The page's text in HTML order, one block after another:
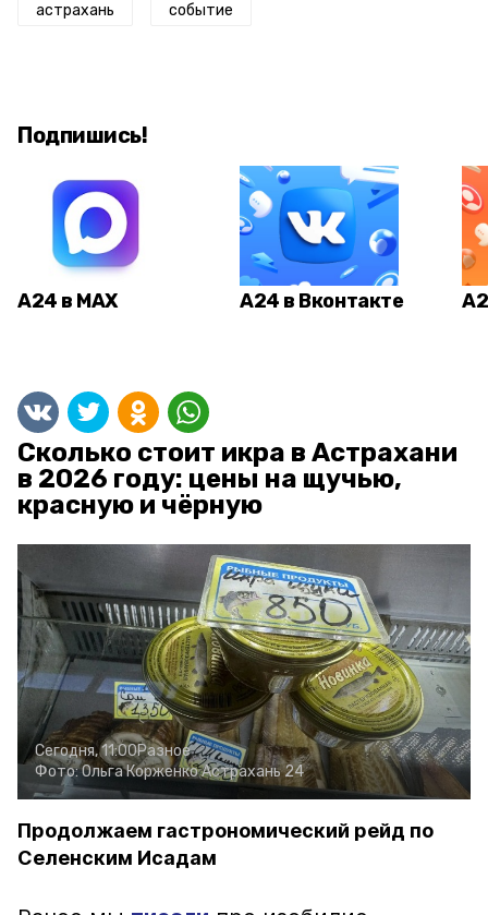
астрахань событие
Подпишись!
А24 в MAX А24 в Вконтакте
Сколько стоит икра в Астрахани
в 2026 году: цены на щучью,
красную и чёрную
Сегодня, 11:00Разное
Фото:Ольга КорженкоАстрахань 24
Продолжаем гастрономический рейд по
Селенским Исадам